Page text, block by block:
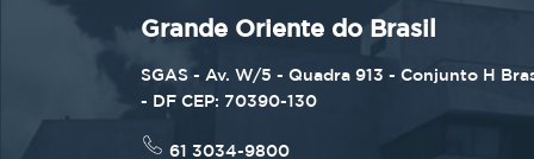
Grande Oriente do Brasil
SGAS - Av. W/5 - Quadra 913 - Conjunto H
- DF CEP: 70390-130
61 3034-9800